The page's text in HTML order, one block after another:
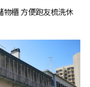
櫃 方便跑友梳洗休